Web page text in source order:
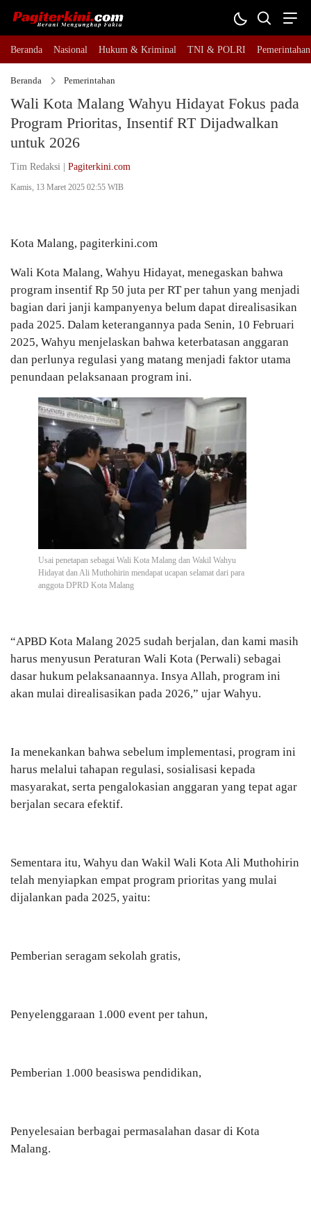
Beranda Nasional Hukum & Kriminal TNI & POLRI Pemerintahan
Beranda Pemerintahan
Wali Kota Malang Wahyu Hidayat Fokus pada
Program Prioritas, Insentif RT Dijadwalkan
untuk 2026
Tim Redaksi | Pagiterkini.com
Kamis, 13 Maret 2025 02:55 WIB
Kota Malang, pagiterkini.com
Wali Kota Malang, Wahyu Hidayat, menegaskan bahwa
program insentif Rp 50 juta per RT per tahun yang menjadi
bagian dari janji kampanyenya belum dapat direalisasikan
pada 2025. Dalam keterangannya pada Senin, 10 Februari
2025, Wahyu menjelaskan bahwa keterbatasan anggaran
dan perlunya regulasi yang matang menjadi faktor utama
penundaan pelaksanaan program ini.
Usai penetapan sebagai Wali Kota Malang dan Wakil Wahyu
Hidayat dan Ali Muthohirin mendapat ucapan selamat dari para
anggota DPRD Kota Malang
“APBD Kota Malang 2025 sudah berjalan, dan kami masih
harus menyusun Peraturan Wali Kota (Perwali) sebagai
dasar hukum pelaksanaannya. Insya Allah, program ini
akan mulai direalisasikan pada 2026,” ujar Wahyu.
Ia menekankan bahwa sebelum implementasi, program ini
harus melalui tahapan regulasi, sosialisasi kepada
masyarakat, serta pengalokasian anggaran yang tepat agar
berjalan secara efektif.
Sementara itu, Wahyu dan Wakil Wali Kota Ali Muthohirin
telah menyiapkan empat program prioritas yang mulai
dijalankan pada 2025, yaitu:
Pemberian seragam sekolah gratis,
Penyelenggaraan 1.000 event per tahun,
Pemberian 1.000 beasiswa pendidikan,
Penyelesaian berbagai permasalahan dasar di Kota
Malang.